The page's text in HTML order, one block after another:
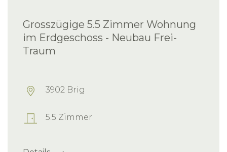
Grosszügige 5.5 Zimmer Wohnung
im Erdgeschoss - Neubau Frei-
Traum
3902 Brig
5.5 Zimmer